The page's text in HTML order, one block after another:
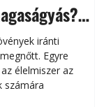
iránti
Egyre
élelmiszer az
számára